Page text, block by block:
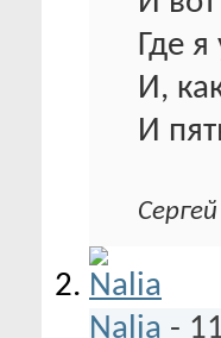
Где я
И,
И
Nalia -